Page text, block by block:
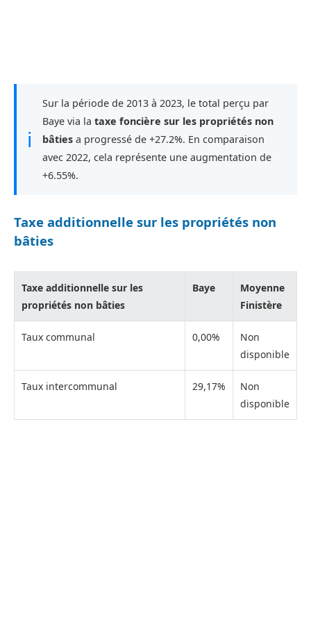
ℹ
Sur la période de 2013 à 2023, le total perçu par
Baye via la taxe foncière sur les propriétés non
bâties a progressé de +27.2%. En comparaison
avec 2022, cela représente une augmentation de
+6.55%.
Taxe additionnelle sur les propriétés non
bâties
Taxe additionnelle sur les
propriétés non bâties
Baye
Moyenne
Finistère
Taux communal 0,00%
Non
disponible
Taux intercommunal 29,17%
Non
disponible